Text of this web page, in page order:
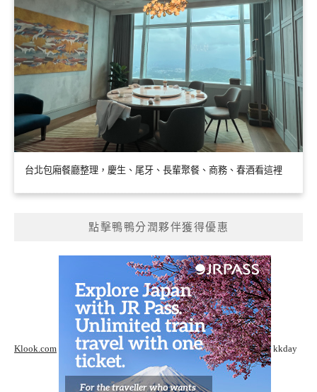
台北包廂餐廳整理，慶生、尾牙、長輩聚餐、商務、春酒看這裡
點擊鴨鴨分潤夥伴獲得優惠
Klook.com kkday